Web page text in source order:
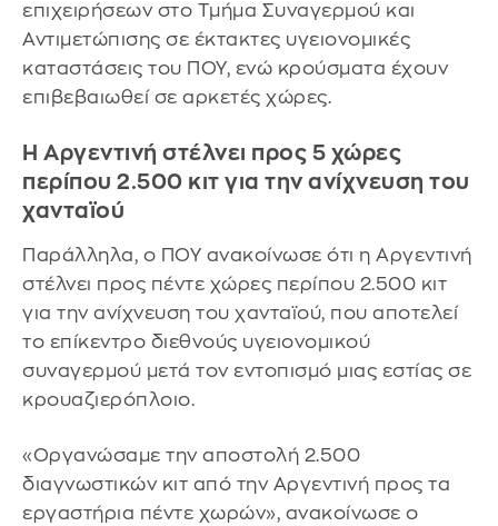
επιχειρήσεων στο Τμήμα Συναγερμού και
Αντιμετώπισης σε έκτακτες υγειονομικές
καταστάσεις του ΠΟΥ, ενώ κρούσματα έχουν
επιβεβαιωθεί σε αρκετές χώρες.
Η Αργεντινή στέλνει προς 5 χώρες
περίπου 2.500 κιτ για την ανίχνευση του
χανταϊού
Παράλληλα, ο ΠΟΥ ανακοίνωσε ότι η Αργεντινή
στέλνει προς πέντε χώρες περίπου 2.500 κιτ
για την ανίχνευση του χανταϊού, που αποτελεί
το επίκεντρο διεθνούς υγειονομικού
συναγερμού μετά τον εντοπισμό μιας εστίας σε
κρουαζιερόπλοιο.
«Οργανώσαμε την αποστολή 2.500
διαγνωστικών κιτ από την Αργεντινή προς τα
εργαστήρια πέντε χωρών», ανακοίνωσε ο